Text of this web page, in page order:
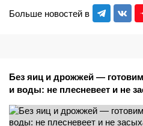
Больше новостей в
Без яиц и дрожжей —
и воды: не плесневеет и не